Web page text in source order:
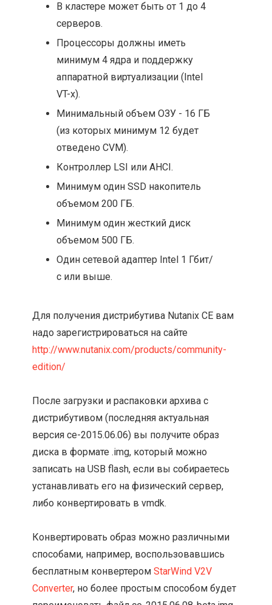
В кластере может быть от 1 до 4
серверов.
Процессоры должны иметь
минимум 4 ядра и поддержку
аппаратной виртуализации (Intel
VT-x).
Минимальный объем ОЗУ - 16 ГБ
(из которых минимум 12 будет
отведено CVM).
Контроллер LSI или AHCI.
Минимум один SSD накопитель
объемом 200 ГБ.
Минимум один жесткий диск
объемом 500 ГБ.
Один сетевой адаптер Intel 1 Гбит/
с или выше.
Для получения дистрибутива Nutanix CE вам
надо зарегистрироваться на сайте
http://www.nutanix.com/products/community-
edition/
После загрузки и распаковки архива с
дистрибутивом (последняя актуальная
версия ce-2015.06.06) вы получите образ
диска в формате .img, который можно
записать на USB flash, если вы собираетесь
устанавливать его на физический сервер,
либо конвертировать в vmdk.
Конвертировать образ можно различными
способами, например, воспользовавшись
бесплатным конвертеромStarWind V2V
Converter, но более простым способом будет